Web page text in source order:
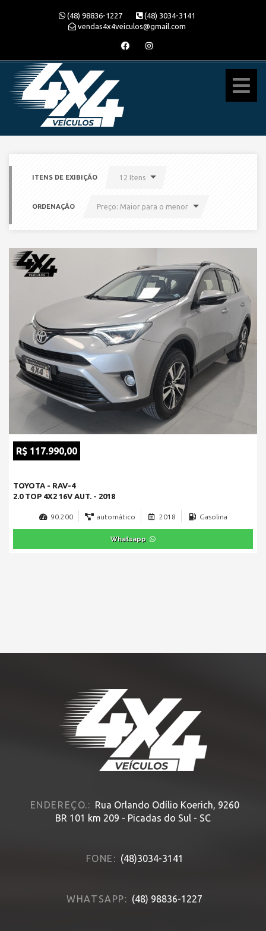
(48) 98836-1227
(48) 3034-3141
vendas4x4veiculos@gmail.com
ITENS DE EXIBIÇÃO 12 Itens
ORDENAÇÃO Preço: Maior para o menor
R$ 117.990,00
TOYOTA - RAV-4
2.0 TOP 4X2 16V AUT. - 2018
90.200 automático 2018 Gasolina
Whatsapp
ENDEREÇO.: Rua Orlando Odílio Koerich, 9260
BR 101 km 209 - Picadas do Sul - SC
FONE: (48)3034-3141
WHATSAPP: (48) 98836-1227